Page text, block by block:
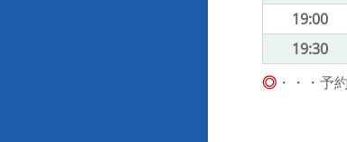
19:00
19:30
◎ ・・・予